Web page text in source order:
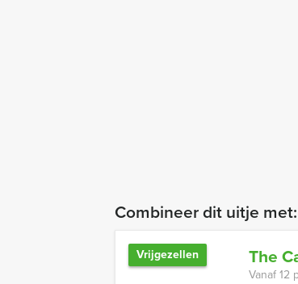
Combineer dit uitje met:
The
Vrijgezellen
Vanaf 12